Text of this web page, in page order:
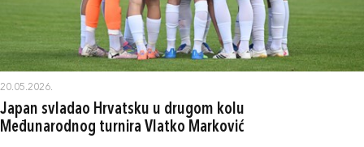
20.05.2026.
Japan svladao Hrvatsku u drugom kolu
Međunarodnog turnira Vlatko Marković